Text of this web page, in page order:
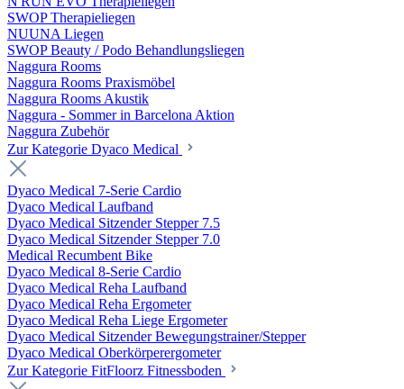
SWOP Therapieliegen
NUUNA Liegen
SWOP Beauty / Podo Behandlungsliegen
Naggura Rooms
Naggura Rooms Praxismöbel
Naggura Rooms Akustik
Naggura - Sommer in Barcelona Aktion
Naggura Zubehör
Zur Kategorie Dyaco Medical
Dyaco Medical 7-Serie Cardio
Dyaco Medical Laufband
Dyaco Medical Sitzender Stepper 7.5
Dyaco Medical Sitzender Stepper 7.0
Medical Recumbent Bike
Dyaco Medical 8-Serie Cardio
Dyaco Medical Reha Laufband
Dyaco Medical Reha Ergometer
Dyaco Medical Reha Liege Ergometer
Dyaco Medical Sitzender Bewegungstrainer/Stepper
Dyaco Medical Oberkörperergometer
Zur Kategorie FitFloorz Fitnessboden